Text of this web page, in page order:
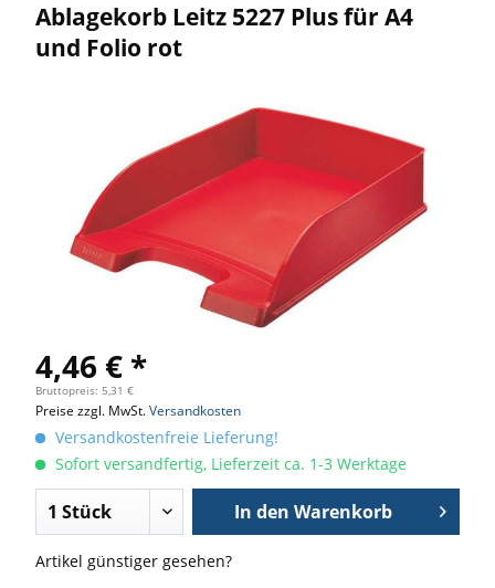
Ablagekorb Leitz 5227 Plus für A4
und Folio rot
4,46 € *
Bruttopreis: 5,31 €
Preise zzgl. MwSt.Versandkosten
Versandkostenfreie Lieferung!
Sofort versandfertig, Lieferzeit ca. 1-3 Werktage
In den Warenkorb
Artikel günstiger gesehen?